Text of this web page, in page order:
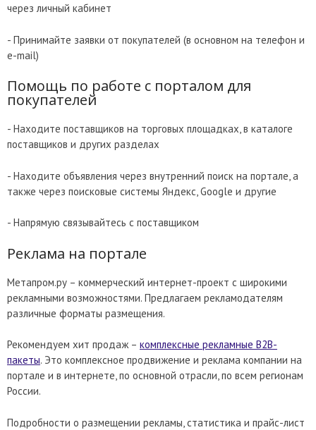
через личный кабинет
- Принимайте заявки от покупателей (в основном на телефон и
e-mail)
Помощь по работе с порталом для
покупателей
- Находите поставщиков на торговых площадках, в каталоге
поставщиков и других разделах
- Находите объявления через внутренний поиск на портале, а
также через поисковые системы Яндекс, Google и другие
- Напрямую связывайтесь с поставщиком
Реклама на портале
Метапром.ру – коммерческий интернет-проект с широкими
рекламными возможностями. Предлагаем рекламодателям
различные форматы размещения.
Рекомендуем хит продаж – комплексные рекламные B2B-
пакеты. Это комплексное продвижение и реклама компании на
портале и в интернете, по основной отрасли, по всем регионам
России.
Подробности о размещении рекламы, статистика и прайс-лист